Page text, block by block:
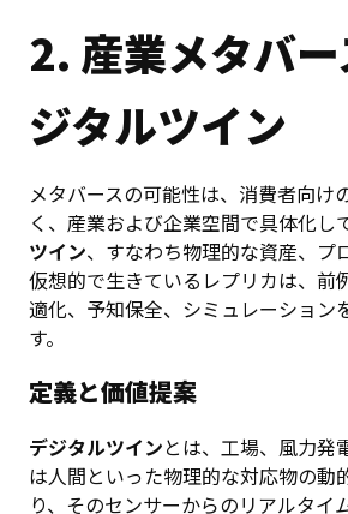
2. 産業メタバ
ジタルツイン
メタバースの可能性は、消費者向け
く、産業および企業空間で具体化し
ツイン、すなわち物理的な資産、プ
仮想的で生きているレプリカは、前
適化、予知保全、シミュレーション
す。
定義と価値提案
デジタルツインとは、工場、風力発
は人間といった物理的な対応物の動
り、そのセンサーからのリアルタイ